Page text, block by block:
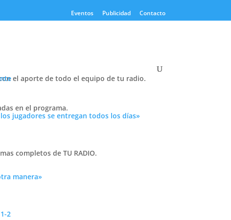
Eventos Publicidad Contacto
el aporte de todo el equipo de tu radio.
en el programa.
jugadores se entregan todos los días»
completos de TU RADIO.
manera»
2
Tweets by PasionTricolor1